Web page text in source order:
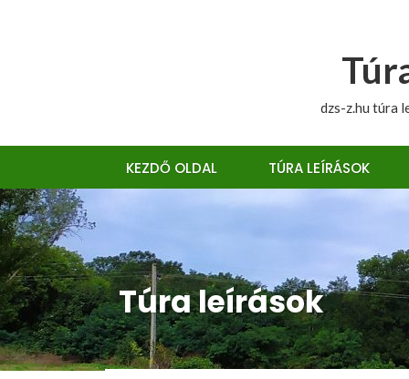
dzs-z.hu túra
KEZDŐ OLDAL TÚRA LEÍRÁSOK
Túra leírások